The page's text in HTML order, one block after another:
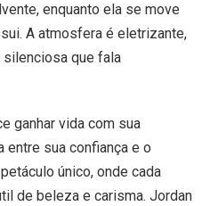
enquanto ela se move
A atmosfera é eletrizante,
silenciosa que fala
ganhar vida com sua
entre sua confiança e o
único, onde cada
de beleza e carisma. Jordan